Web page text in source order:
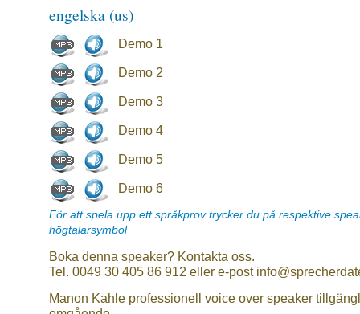
engelska (us)
Demo 1
Demo 2
Demo 3
Demo 4
Demo 5
Demo 6
För att spela upp ett språkprov trycker du på respektive
högtalarsymbol
Boka denna speaker? Kontakta oss.
Tel. 0049 30 405 86 912 eller e-post
Manon Kahle professionell voice over speaker